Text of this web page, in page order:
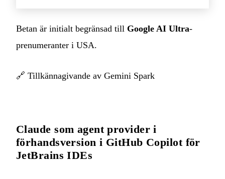
Betan är initialt begränsad till Google AI Ultra-
prenumeranter i USA.
🔗 Tillkännagivande av Gemini Spark
Claude som agent provider i
förhandsversion i GitHub Copilot för
JetBrains IDEs